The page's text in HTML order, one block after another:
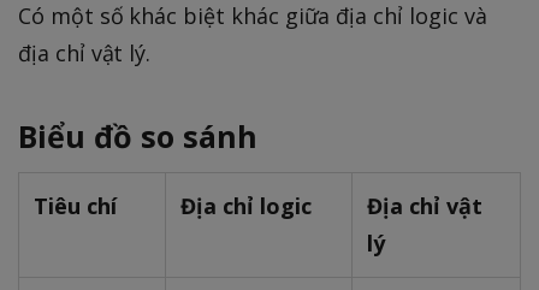
Có một số khác biệt khác giữa địa chỉ logic và
địa chỉ vật lý.
Biểu đồ so sánh
Tiêu chí Địa chỉ logic
Địa chỉ vật
lý